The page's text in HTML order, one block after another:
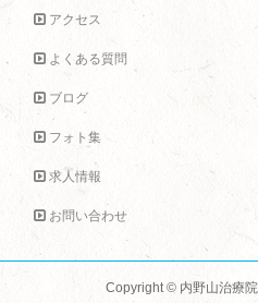
アクセス
よくある質問
ブログ
フォト集
求人情報
お問い合わせ
Copyright © 内野山治療院